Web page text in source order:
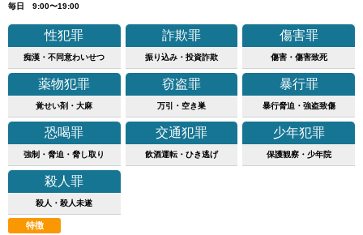
毎日 9:00〜19:00
性犯罪
痴漢・不同意わいせつ
詐欺罪
振り込み・投資詐欺
傷害罪
傷害・傷害致死
薬物犯罪
覚せい剤・大麻
窃盗罪
万引・空き巣
暴行罪
暴行脅迫・強盗致傷
恐喝罪
強制・脅迫・脅し取り
交通犯罪
飲酒運転・ひき逃げ
少年犯罪
保護観察・少年院
殺人罪
殺人・殺人未遂
特徴